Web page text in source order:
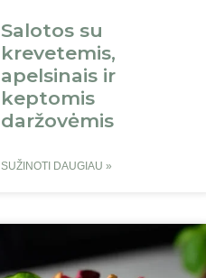
Salotos su
krevetemis,
apelsinais ir
keptomis
daržovėmis
SUŽINOTI DAUGIAU »